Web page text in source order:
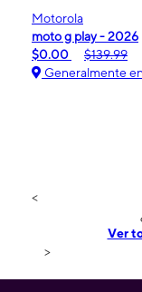
Motorola
moto g play - 2026
$0.00
$139.99
Generalmente
<
Ver
>